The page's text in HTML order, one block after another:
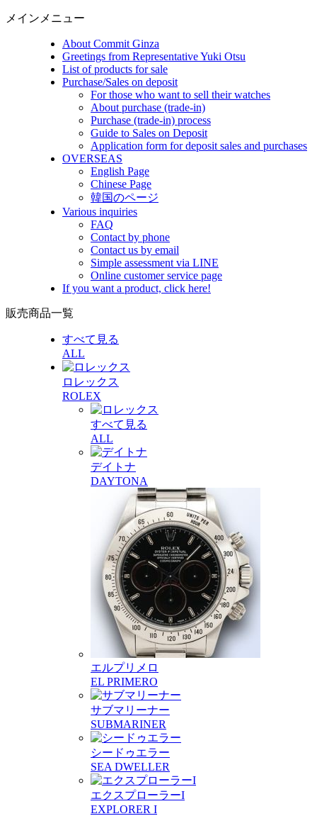
メインメニュー
About Commit Ginza
Greetings from Representative Yuki Otsu
List of products for sale
Purchase/Sales on deposit
For those who want to sell their watches
About purchase (trade-in)
Purchase (trade-in) process
Guide to Sales on Deposit
Application form for deposit sales and purchases
OVERSEAS
English Page
Chinese Page
韓国のページ
Various inquiries
FAQ
Contact by phone
Contact us by email
Simple assessment via LINE
Online customer service page
If you want a product, click here!
販売商品一覧
すべて見る
ALL
ロレックス
ROLEX
すべて見る
ALL
デイトナ
DAYTONA
エルプリメロ
EL PRIMERO
サブマリーナー
SUBMARINER
シードゥエラー
SEA DWELLER
エクスプローラーI
EXPLORER I